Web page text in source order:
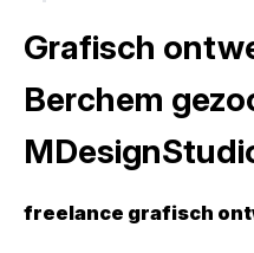
Grafisch
Berchem
freelance grafisch